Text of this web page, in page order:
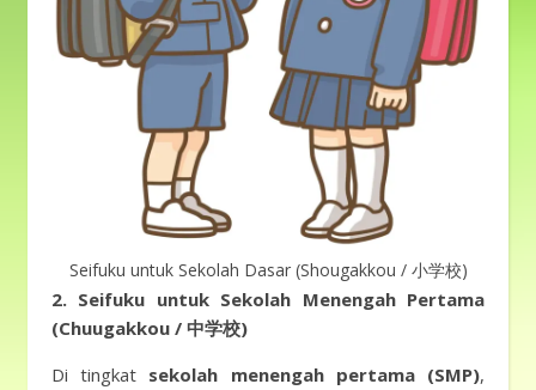
Seifuku untuk Sekolah Dasar (Shougakkou / 小学校)
2. Seifuku untuk Sekolah Menengah Pertama
(Chuugakkou / 中学校)
Di tingkat sekolah menengah pertama (SMP),